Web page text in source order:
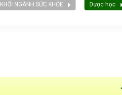
KHỐI NGÀNH SỨC KHỎE Dược học